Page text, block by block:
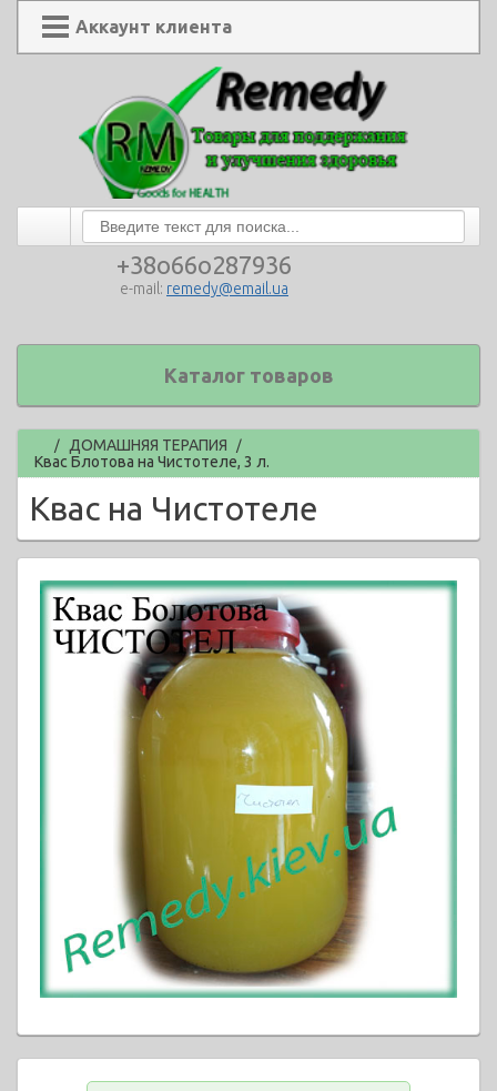
Аккаунт клиента
+38o66o287936
e-mail: remedy@email.ua
Каталог товаров
Главная
/ ДОМАШНЯЯ ТЕРАПИЯ /
Квас Блотова на Чистотеле, 3 л.
Квас на Чистотеле